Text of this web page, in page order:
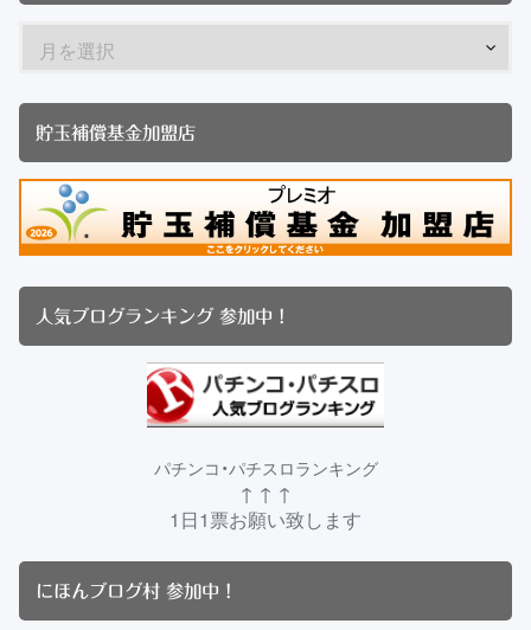
貯玉補償基金加盟店
人気ブログランキング 参加中！
パチンコ・パチスロランキング
↑ ↑ ↑
1日1票お願い致します
にほんブログ村 参加中！